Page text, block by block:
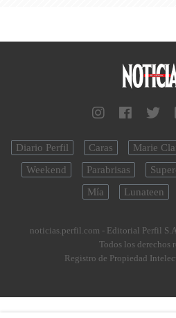
Diario Perfil Caras Marie
Weekend
Parabrisas
Mía
Lunateen
noticias.perfil.com - Editorial Perfil S.A.
Todos los derechos
Registro de Propiedad